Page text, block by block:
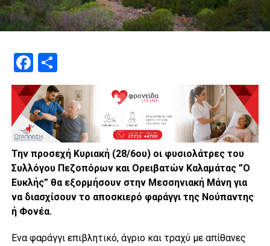
Facebook
Μοιραστείτε
Την προσεχή Κυριακή (28/6ου) οι φυσιολάτρες του
Συλλόγου Πεζοπόρων και Ορειβατών Καλαμάτας ”Ο
Ευκλής” θα εξορμήσουν στην Μεσσηνιακή Μάνη για
να διασχίσουν το αποσκιερό φαράγγι της Νούπαντης
ή Φονέα.
Ένα φαράγγι επιβλητικό, άγριο και τραχύ με απίθανες